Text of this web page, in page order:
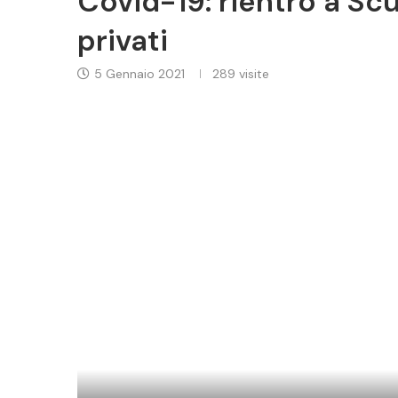
privati
5 Gennaio 2021 289 visite